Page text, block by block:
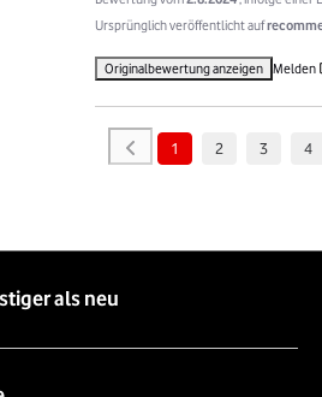
Ursprünglich veröffentlicht auf
Originalbewertung anzeigen Melden
1 2 3 4
als neu